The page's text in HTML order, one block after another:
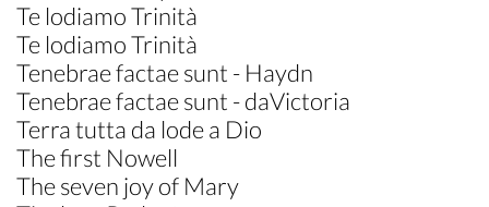
Te lodiamo Trinità
Te lodiamo Trinità
Tenebrae factae sunt - Haydn
Tenebrae factae sunt - daVictoria
Terra tutta da lode a Dio
The first Nowell
The seven joy of Mary